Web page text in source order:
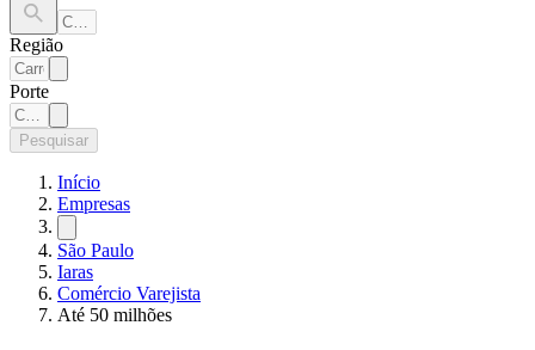
Região
Porte
Pesquisar
Início
Empresas
São Paulo
Iaras
Comércio Varejista
Até 50 milhões